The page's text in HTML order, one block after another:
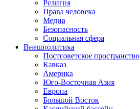
Религия
Права человека
Медиа
Безопасность
Социальная сфера
Внешполитика
Постсоветское пространство
Кавказ
Америка
Юго-Восточная Азия
Европа
Большой Восток